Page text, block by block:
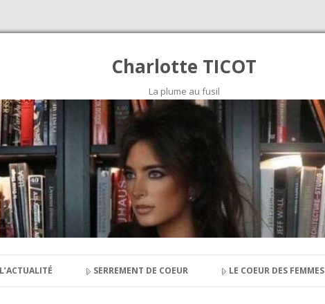
Charlotte TICOT
La plume au fusil
SERREMENT DE COEUR LE COEUR DES FEMMES